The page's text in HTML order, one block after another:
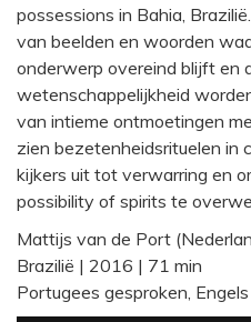
possessions in Bahia,
van beelden en woorden
onderwerp overeind blijft en
wetenschappelijkheid
van intieme ontmoetingen
zien bezetenheidsrituelen in
kijkers uit tot verwarring en
possibility of spirits te
Mattijs van de Port
Brazilië | 2016 | 71 min
Portugees gesproken,